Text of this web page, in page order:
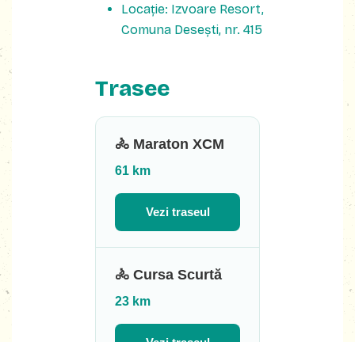
Locație: Izvoare Resort,
Comuna Desești, nr. 415
Trasee
🚴 Maraton XCM
61 km
Vezi traseul
🚴 Cursa Scurtă
23 km